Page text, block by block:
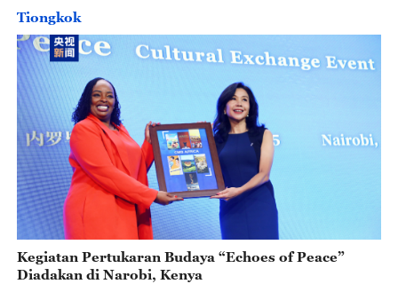
Tiongkok
Kegiatan Pertukaran Budaya “Echoes of Peace”
Diadakan di Narobi, Kenya